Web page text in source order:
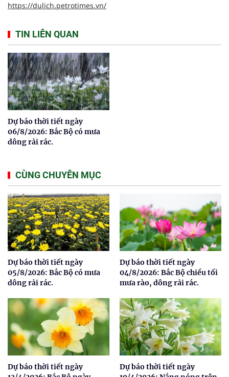
https://dulich.petrotimes.vn/
TIN LIÊN QUAN
Dự báo thời tiết ngày
06/8/2026: Bắc Bộ có mưa
dông rải rác.
CÙNG CHUYÊN MỤC
Dự báo thời tiết ngày
05/8/2026: Bắc Bộ có mưa
dông rải rác.
Dự báo thời tiết ngày
04/8/2026: Bắc Bộ chiều tối
mưa rào, dông rải rác.
Dự báo thời tiết ngày
Dự báo thời tiết ngày